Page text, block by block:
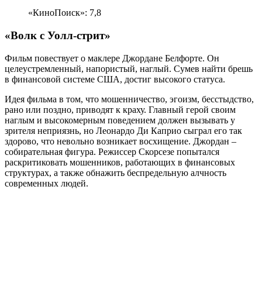
«КиноПоиск»: 7,8
«Волк с Уолл-стрит»
Фильм повествует о маклере Джордане Белфорте. Он
целеустремленный, напористый, наглый. Сумев найти брешь
в финансовой системе США, достиг высокого статуса.
Идея фильма в том, что мошенничество, эгоизм, бесстыдство,
рано или поздно, приводят к краху. Главный герой своим
наглым и высокомерным поведением должен вызывать у
зрителя неприязнь, но Леонардо Ди Каприо сыграл его так
здорово, что невольно возникает восхищение. Джордан –
собирательная фигура. Режиссер Скорсезе попытался
раскритиковать мошенников, работающих в финансовых
структурах, а также обнажить беспредельную алчность
современных людей.